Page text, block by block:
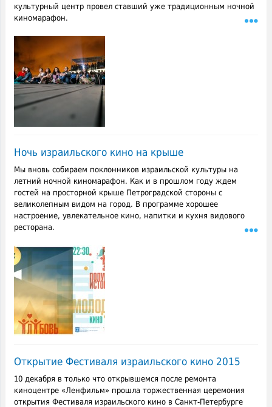
культурный центр провел ставший уже традиционным ночной
киномарафон.
Ночь израильского кино на крыше
Мы вновь собираем поклонников израильской культуры на
летний ночной киномарафон. Как и в прошлом году ждем
гостей на просторной крыше Петроградской стороны с
великолепным видом на город. В программе хорошее
настроение, увлекательное кино, напитки и кухня видового
ресторана.
Открытие Фестиваля израильского кино 2015
10 декабря в только что открывшемся после ремонта
киноцентре «Ленфильм» прошла торжественная церемония
открытия Фестиваля израильского кино в Санкт-Петербурге